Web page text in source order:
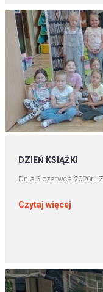
DZIEŃ KSIĄŻKI
Dnia 3 czerwca 2026r.,
Czytaj więcej